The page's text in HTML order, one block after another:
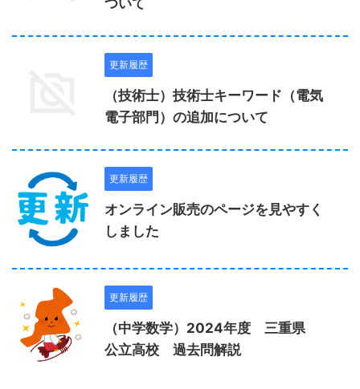
ついて
更新履歴
（技術士）技術士キーワード（電気
電子部門）の追加について
更新履歴
オンライン販売のページを見やすく
しました
更新履歴
（中学数学）2024年度 三重県
公立高校 過去問解説